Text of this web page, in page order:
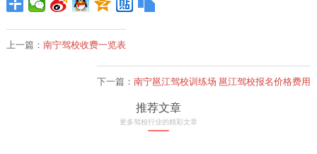
上一篇： 南宁驾校收费一览表
下一篇：南宁邕江驾校训练场 邕江驾校报名价格费用
推荐文章
更多驾校行业的精彩文章